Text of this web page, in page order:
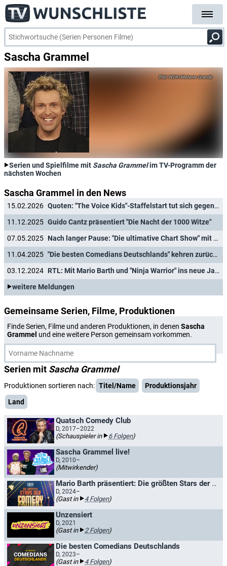
Sascha Grammel
WDR/Melanie Grande
Serien und Spielfilme mit Sascha Grammelim TV-Programm der
nächsten Wochen
Sascha Grammel in den News
15.02.2026
Quoten: "The Voice Kids"-Staffelstart tut sich gegen Olympia schwer
11.12.2025 Guido Cantz präsentiert "Die Nacht der 1000 Witze"
07.05.2025
Nach langer Pause: "Die ultimative Chart Show" mit drei neuen Ausgaben
11.04.2025
"Die besten Comedians Deutschlands" kehren zurück: Vier neue Ausgaben der Stand-up-Show in Sat.1
03.12.2024
RTL: Mit Mario Barth und "Ninja Warrior" ins neue Jahr
weitere Meldungen
Gemeinsame Serien, Filme, Produktionen
Finde Serien, Filme und anderen Produktionen, in denen Sascha
Grammel und eine weitere Person gemeinsam vorkommen.
Serien mit Sascha Grammel
Produktionen sortieren nach: Titel/Name
Produktionsjahr
Land
Quatsch Comedy Club
D, 2017–2022
(Schauspieler in 6 Folgen)
Sascha Grammel live!
D, 2010–
(Mitwirkender)
Mario Barth präsentiert: Die größten Stars der Comedy
D, 2024–
(Gast in 4 Folgen)
Unzensiert
D, 2021
(Gast in 2 Folgen)
Die besten Comedians Deutschlands
D, 2023–
(Gast in 4 Folgen)